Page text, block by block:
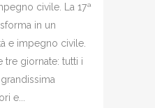
civile. La 17ª
in un
e impegno civile.
tre giornate: tutti i
e...